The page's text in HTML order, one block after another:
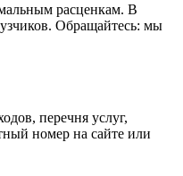
расценкам. В
Обращайтесь: мы
перечня услуг,
номер на сайте или